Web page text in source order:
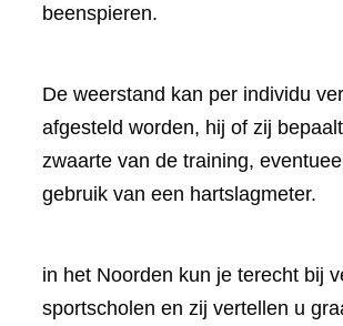
beenspieren.
De weerstand kan per individu
afgesteld worden, hij of zij
zwaarte van de training,
gebruik van een hartslagmeter.
in het Noorden kun je terecht bij
sportscholen en zij vertellen u